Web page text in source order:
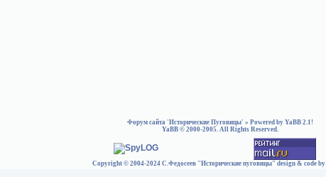
Форум сайта 'Исторические Пуговицы' » Powered by YaBB 2.1!
YaBB © 2000-2005. All Rights Reserved.
Copyright © 2004-2024 С.Федосеев "Исторические пуговицы" design & code by